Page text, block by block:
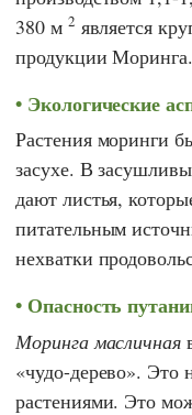
380 м 2 является
продукции Моринга.
Экологические
Растения моринги
засухе. В
дают листья,
питательным
нехватки
Опасность
Моринга масличная
«чудо-дерево». Это
растениями. Это